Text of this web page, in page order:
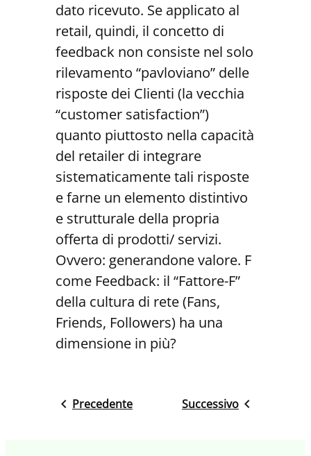
dato ricevuto. Se applicato al
retail, quindi, il concetto di
feedback non consiste nel solo
rilevamento “pavloviano” delle
risposte dei Clienti (la vecchia
“customer satisfaction”)
quanto piuttosto nella capacità
del retailer di integrare
sistematicamente tali risposte
e farne un elemento distintivo
e strutturale della propria
offerta di prodotti/ servizi.
Ovvero: generandone valore. F
come Feedback: il “Fattore-F”
della cultura di rete (Fans,
Friends, Followers) ha una
dimensione in più?
Precedente Successivo